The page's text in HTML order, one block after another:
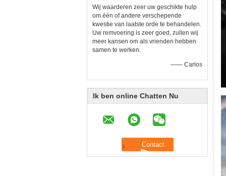
Wij waarderen zeer uw geschikte hulp
om één of andere verschepende
kwestie van laatste orde te behandelen.
Uw remvoering is zeer goed, zullen wij
meer kansen om als vrienden hebben
samen te werken.
—— Carlos
Ik ben online Chatten Nu